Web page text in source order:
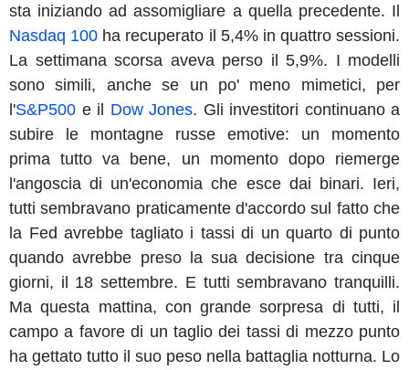
sta iniziando ad assomigliare a quella precedente. Il
Nasdaq 100 ha recuperato il 5,4% in quattro sessioni.
La settimana scorsa aveva perso il 5,9%. I modelli
sono simili, anche se un po' meno mimetici, per
l'S&P500 e il Dow Jones. Gli investitori continuano a
subire le montagne russe emotive: un momento
prima tutto va bene, un momento dopo riemerge
l'angoscia di un'economia che esce dai binari. Ieri,
tutti sembravano praticamente d'accordo sul fatto che
la Fed avrebbe tagliato i tassi di un quarto di punto
quando avrebbe preso la sua decisione tra cinque
giorni, il 18 settembre. E tutti sembravano tranquilli.
Ma questa mattina, con grande sorpresa di tutti, il
campo a favore di un taglio dei tassi di mezzo punto
ha gettato tutto il suo peso nella battaglia notturna. Lo